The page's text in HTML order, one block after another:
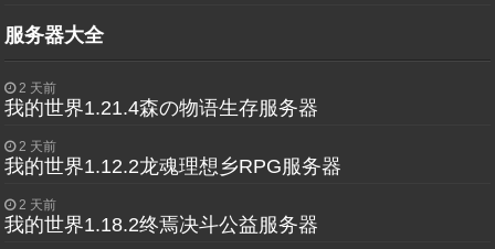
服务器大全
2 天前
我的世界1.21.4森の物语生存服务器
2 天前
我的世界1.12.2龙魂理想乡RPG服务器
2 天前
我的世界1.18.2终焉决斗公益服务器